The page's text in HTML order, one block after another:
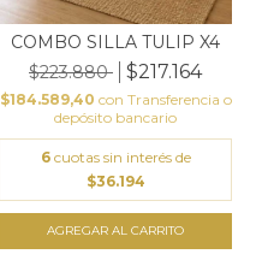
COMBO SILLA TULIP X4
$223.880
$217.164
$184.589,40 con Transferencia o
depósito bancario
6 cuotas sin interés de
$36.194